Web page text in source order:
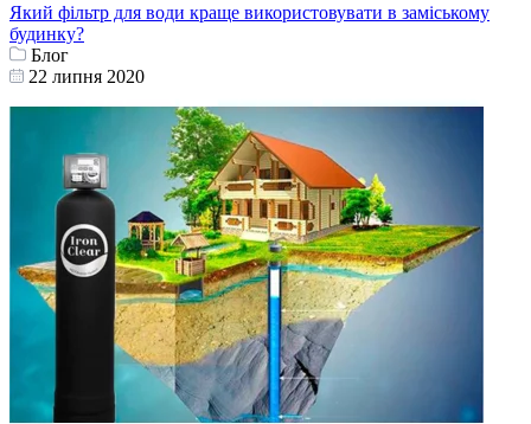
Який фільтр для води краще використовувати в заміському
будинку?
Блог
22 липня 2020